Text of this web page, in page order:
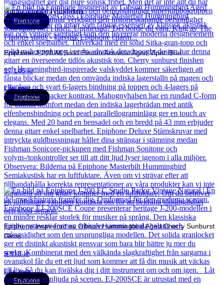
Andra populära produkter
Epiphone
Epiphone J-200 All Solid Electro Acoustic Aged Viper Blue
17 145kr
Läs mer
Epiphone
Epiphone Inspirerad av Gibson Hummingbird Aged Cherry Sunburst
Gloss
9 913kr
Läs mer
Epiphone